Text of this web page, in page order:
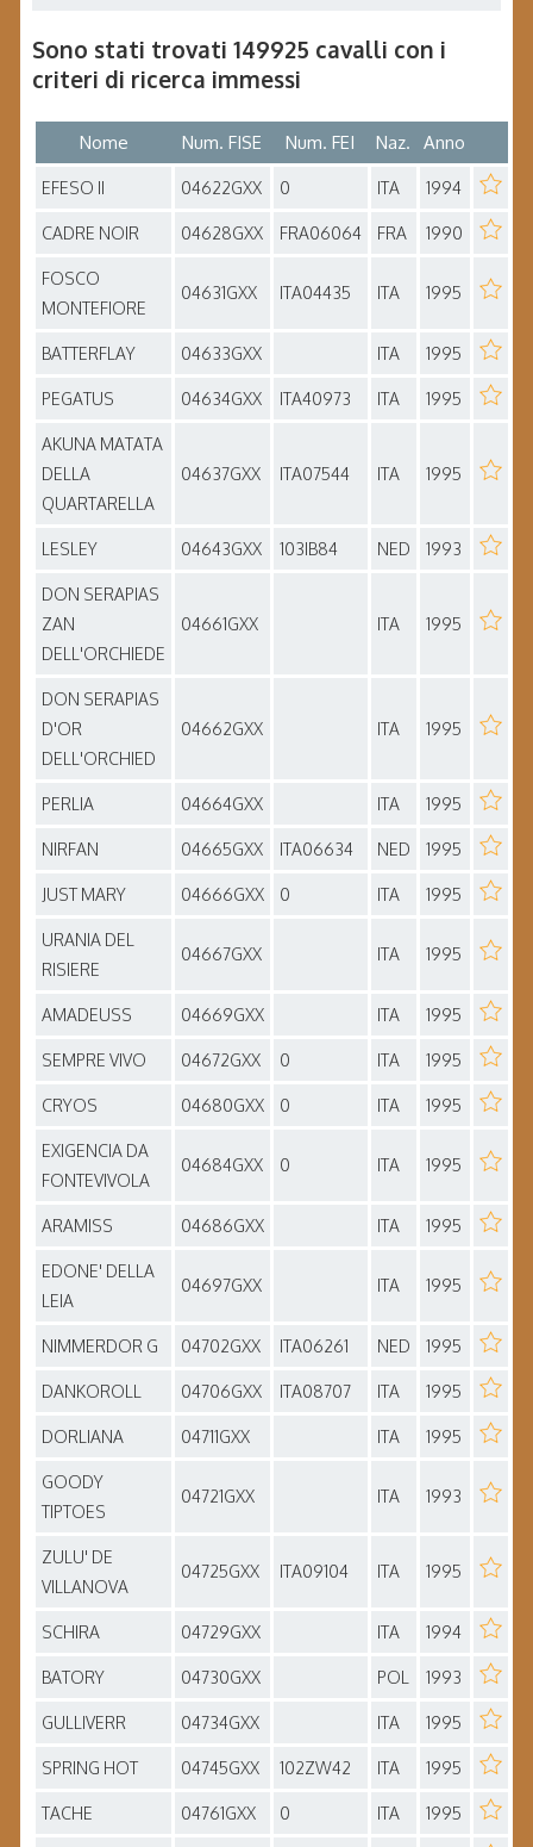
Sono stati trovati 149925 cavalli con i
criteri di ricerca immessi
Nome Num. FISE Num. FEI Naz. Anno
EFESO II 04622GXX 0 ITA 1994
CADRE NOIR 04628GXX FRA06064 FRA 1990
FOSCO
MONTEFIORE
04631GXX ITA04435 ITA 1995
BATTERFLAY 04633GXX ITA 1995
PEGATUS 04634GXX ITA40973 ITA 1995
AKUNA MATATA
DELLA
QUARTARELLA
04637GXX ITA07544 ITA 1995
LESLEY 04643GXX 103IB84 NED 1993
DON SERAPIAS
ZAN
DELL'ORCHIEDE
04661GXX ITA 1995
DON SERAPIAS
D'OR
DELL'ORCHIED
04662GXX ITA 1995
PERLIA 04664GXX ITA 1995
NIRFAN 04665GXX ITA06634 NED 1995
JUST MARY 04666GXX 0 ITA 1995
URANIA DEL
RISIERE
04667GXX ITA 1995
AMADEUSS 04669GXX ITA 1995
SEMPRE VIVO 04672GXX 0 ITA 1995
CRYOS 04680GXX 0 ITA 1995
EXIGENCIA DA
FONTEVIVOLA
04684GXX 0 ITA 1995
ARAMISS 04686GXX ITA 1995
EDONE' DELLA
LEIA
04697GXX ITA 1995
NIMMERDOR G 04702GXX ITA06261 NED 1995
DANKOROLL 04706GXX ITA08707 ITA 1995
DORLIANA 04711GXX ITA 1995
GOODY
TIPTOES
04721GXX ITA 1993
ZULU' DE
VILLANOVA
04725GXX ITA09104 ITA 1995
SCHIRA 04729GXX ITA 1994
BATORY 04730GXX POL 1993
GULLIVERR 04734GXX ITA 1995
SPRING HOT 04745GXX 102ZW42 ITA 1995
TACHE 04761GXX 0 ITA 1995